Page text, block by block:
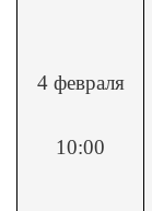
4 февраля
10:00